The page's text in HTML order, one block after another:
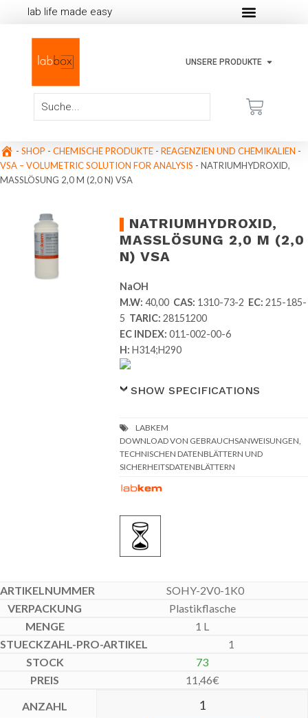
lab life made easy
UNSERE PRODUKTE
- SHOP - CHEMISCHE PRODUKTE - REAGENZIEN UND CHEMIKALIEN -
VSA – VOLUMETRIC SOLUTION FOR ANALYSIS - NATRIUMHYDROXID,
MASSLÖSUNG 2,0 M (2,0 N) VSA
NATRIUMHYDROXID,
MASSLÖSUNG 2,0 M (2,0 N
) VSA
NaOH
M.W:40,00 CAS: 1310-73-2 EC:215-185-
5 TARIC:28151200
EC INDEX:011-002-00-6
H: H314;H290
SHOW SPECIFICATIONS
DOWNLOAD VON GEBRAUCHSANWEISUNGEN,
TECHNISCHEN DATENBLÄTTERN UND
SICHERHEITSDATENBLÄTTERN
SOHY-2V0-1K0
Plastikflasche
1 L
1
73
11,46€